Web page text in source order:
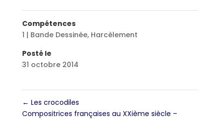
Compétences
1 | Bande Dessinée, Harcèlement
Posté le
31 octobre 2014
← Les crocodiles
Compositrices françaises au XXième siècle –